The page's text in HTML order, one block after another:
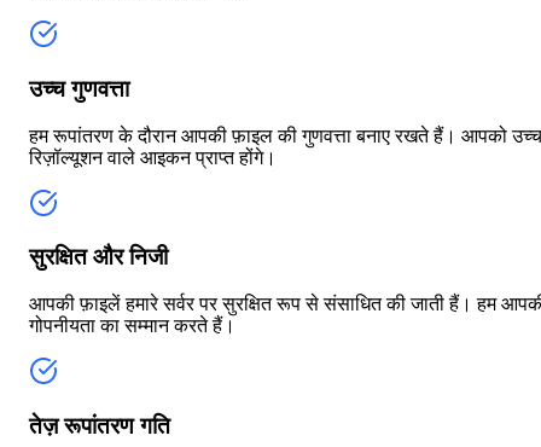
उच्च गुणवत्ता
हम रूपांतरण के दौरान आपकी फ़ाइल की गुणवत्ता बनाए रखते हैं। आपको उच्च
रिज़ॉल्यूशन वाले आइकन प्राप्त होंगे।
सुरक्षित और निजी
आपकी फ़ाइलें हमारे सर्वर पर सुरक्षित रूप से संसाधित की जाती हैं। हम
गोपनीयता का सम्मान करते हैं।
तेज़ रूपांतरण गति